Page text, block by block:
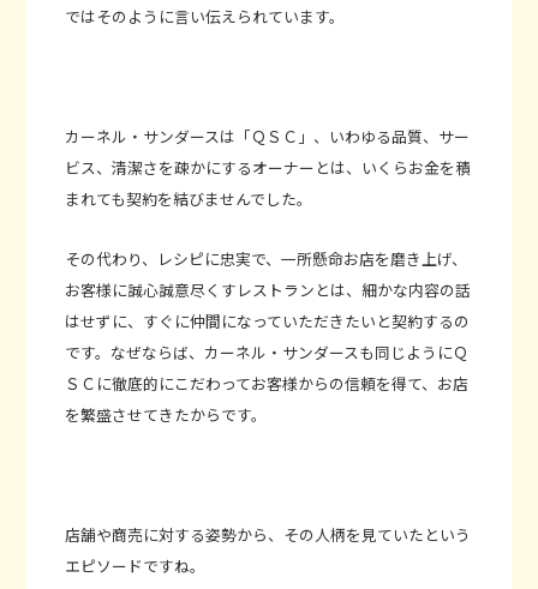
ではそのように言い伝えられています。
カーネル・サンダースは「ＱＳＣ」、いわゆる品質、サー
ビス、清潔さを疎かにするオーナーとは、いくらお金を積
まれても契約を結びませんでした。
その代わり、レシピに忠実で、一所懸命お店を磨き上げ、
お客様に誠心誠意尽くすレストランとは、細かな内容の話
はせずに、すぐに仲間になっていただきたいと契約するの
です。なぜならば、カーネル・サンダースも同じようにＱ
ＳＣに徹底的にこだわってお客様からの信頼を得て、お店
を繁盛させてきたからです。
店舗や商売に対する姿勢から、その人柄を見ていたという
エピソードですね。